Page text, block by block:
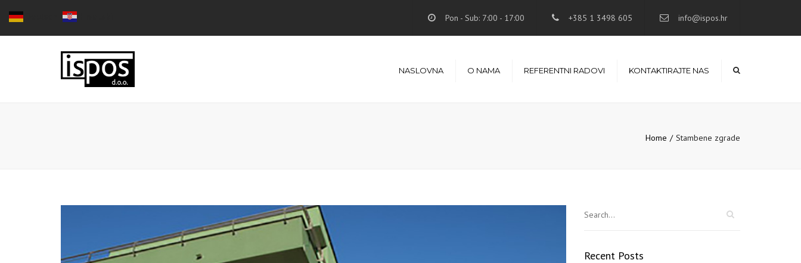
Pon - Sub: 7:00 - 17:00 +385 1 3498 605 info@ispos.hr
NASLOVNA O NAMA REFERENTNI RADOVI KONTAKTIRAJTE NAS
Home Stambene zgrade
Recent Posts